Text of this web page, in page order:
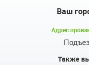
Ваш
Адрес
Также